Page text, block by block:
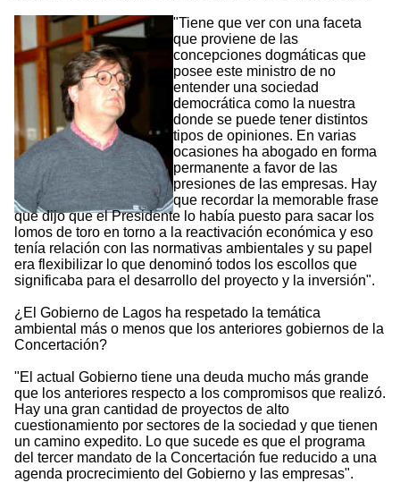
"Tiene que ver con una faceta
que proviene de las
concepciones dogmáticas que
posee este ministro de no
entender una sociedad
democrática como la nuestra
donde se puede tener distintos
tipos de opiniones. En varias
ocasiones ha abogado en forma
permanente a favor de las
presiones de las empresas. Hay
que recordar la memorable frase
que dijo que el Presidente lo había puesto para sacar los
lomos de toro en torno a la reactivación económica y eso
tenía relación con las normativas ambientales y su papel
era flexibilizar lo que denominó todos los escollos que
significaba para el desarrollo del proyecto y la inversión".
¿El Gobierno de Lagos ha respetado la temática
ambiental más o menos que los anteriores gobiernos de la
Concertación?
"El actual Gobierno tiene una deuda mucho más grande
que los anteriores respecto a los compromisos que realizó.
Hay una gran cantidad de proyectos de alto
cuestionamiento por sectores de la sociedad y que tienen
un camino expedito. Lo que sucede es que el programa
del tercer mandato de la Concertación fue reducido a una
agenda procrecimiento del Gobierno y las empresas".